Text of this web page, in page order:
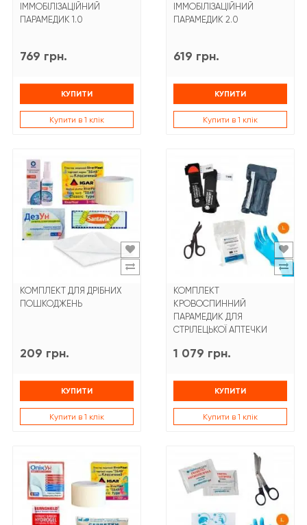
ІММОБІЛІЗАЦІЙНИЙ
ПАРАМЕДИК 1.0
769 грн.
КУПИТИ
Купити в 1 клік
ІММОБІЛІЗАЦІЙНИЙ
ПАРАМЕДИК 2.0
619 грн.
КУПИТИ
Купити в 1 клік
КОМПЛЕКТ ДЛЯ ДРІБНИХ
ПОШКОДЖЕНЬ
209 грн.
КУПИТИ
Купити в 1 клік
КОМПЛЕКТ
КРОВОСПИННИЙ
ПАРАМЕДИК ДЛЯ
СТРІЛЕЦЬКОЇ АПТЕЧКИ
1 079 грн.
КУПИТИ
Купити в 1 клік